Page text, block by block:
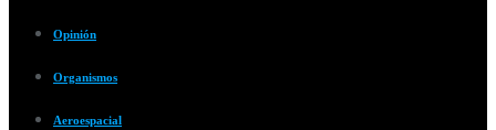
Opinión
Organismos
Aeroespacial